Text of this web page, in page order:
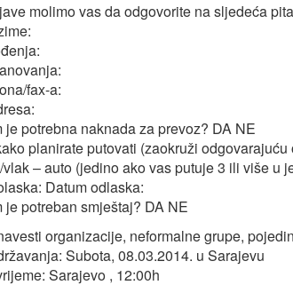
molimo vas da odgovorite na sljedeća
fax-a:
je potrebna naknada za prevoz? DA NE
planirate putovati (zaokruži odgovarajuću
– auto (jedino ako vas putuje 3 ili više u
Datum odlaska:
je potreban smještaj? DA NE
organizacije, neformalne grupe,
Subota, 08.03.2014. u Sarajevu
Sarajevo , 12:00h